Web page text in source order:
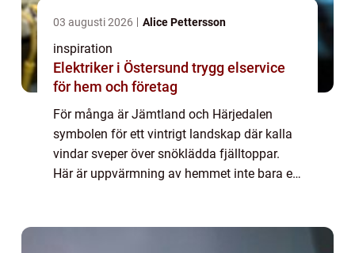
03 augusti 2026 Alice Pettersson
inspiration
Elektriker i Östersund trygg elservice
för hem och företag
För många är Jämtland och Härjedalen
symbolen för ett vintrigt landskap där kalla
vindar sveper över snöklädda fjälltoppar.
Här är uppvärmning av hemmet inte bara en